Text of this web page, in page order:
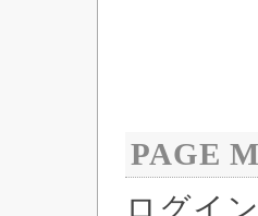
PAGE
ログイ